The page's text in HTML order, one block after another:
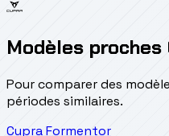
Modèles proches
Pour comparer des
périodes similaires.
CupraFormentor